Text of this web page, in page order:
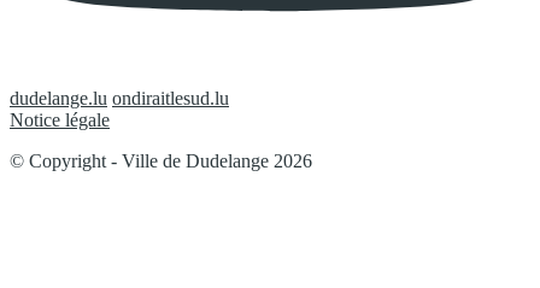
dudelange.lu ondiraitlesud.lu
Notice légale
© Copyright - Ville de Dudelange 2026